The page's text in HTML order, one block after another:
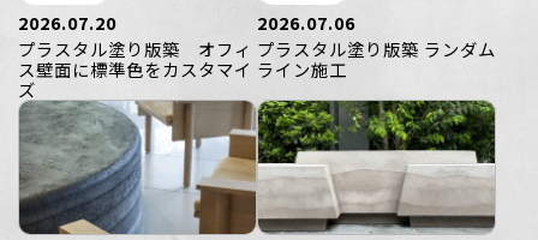
2026.07.20
プラスタル塗り版築 オフィ
ス壁面に標準色をカスタマイ
ズ
2026.07.06
プラスタル塗り版築 ランダム
ライン施工